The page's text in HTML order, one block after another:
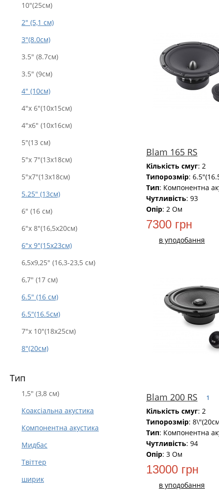
10"(25см)
2" (5,1 см)
3"(8.0см)
3.5" (8.7см)
3.5" (9см)
4" (10см)
4"x 6"(10x15см)
4"x6" (10х16см)
5"(13 см)
5"x 7"(13x18см)
5"x7"(13х18см)
5.25" (13см)
6" (16 см)
6"x 8"(16,5x20см)
6"x 9"(15x23см)
6,5х9,25" (16,3-23,5 см)
6,7" (17 см)
6.5" (16 см)
6.5"(16.5см)
7"x 10"(18x25см)
8"(20см)
Тип
1,5" (3,8 см)
Коаксіальна акустика
Компонентна акустика
Мидбас
Твіттер
ширик
Blam 165 RS
Кількість смуг: 2
Типорозмір:
Тип: Компонентна
Чутливість: 93
Опір: 2 Ом
7300 грн
в уподобання
Blam 200 RS 1
Кількість смуг: 2
Типорозмір:
Тип: Компонентна
Чутливість: 94
Опір: 3 Ом
13000 грн
в уподобання